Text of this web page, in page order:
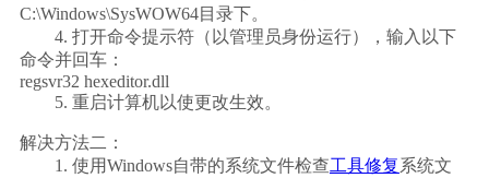
C:\Windows\SysWOW64目录下。
命令并回车：
regsvr32 hexeditor.dll
        5. 重启计算机以使更改生效。
解决方法二：
        1. 使用Windows自带的系统文件检查
工具修复系统文